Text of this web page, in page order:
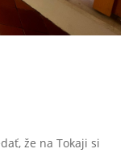
že na Tokaji si